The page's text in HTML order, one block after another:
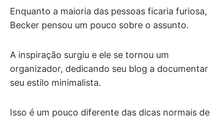
Enquanto a maioria das pessoas ficaria furiosa,
Becker pensou um pouco sobre o assunto.
A inspiração surgiu e ele se tornou um
organizador, dedicando seu blog a documentar
seu estilo minimalista.
Isso é um pouco diferente das dicas normais de